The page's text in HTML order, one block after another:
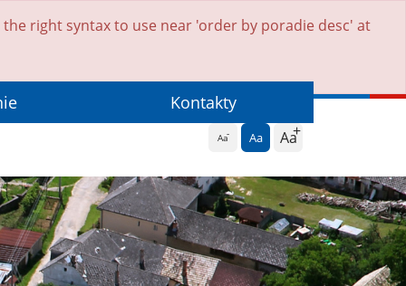
right syntax to use near 'order by poradie desc' at
Aa Aa Aa
Kontakty